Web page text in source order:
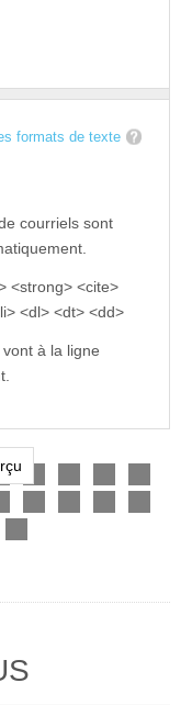
formats de texte
courriels sont
<strong> <cite>
<dl> <dt> <dd>
à la ligne